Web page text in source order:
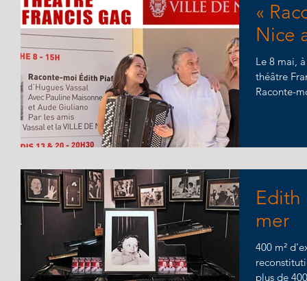
«
Nice
Le 8 mai,
théâtre
Raconte-
Edith
mer
400 m²
plus de